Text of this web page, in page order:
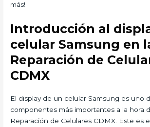
más!
Introducción al
celular Samsung en
Reparación de
CDMX
El display de un celular Samsung es uno
componentes más importantes a la hora
Reparación de Celulares CDMX. Este es